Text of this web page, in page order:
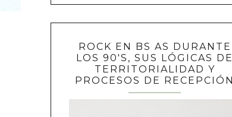
ROCK EN BS AS DURANTE
LOS 90'S, SUS LÓGICAS DE
TERRITORIALIDAD Y
PROCESOS DE RECEPCIÓN